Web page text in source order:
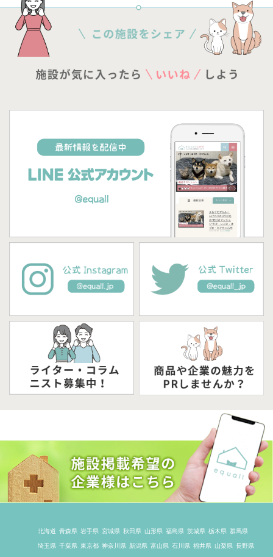
北海道 青森県 岩手県 宮城県 秋田県 山形県 福島県 茨城県 栃木県 群馬県
埼玉県 千葉県 東京都 神奈川県 新潟県 富山県 石川県 福井県 山梨県 長野県